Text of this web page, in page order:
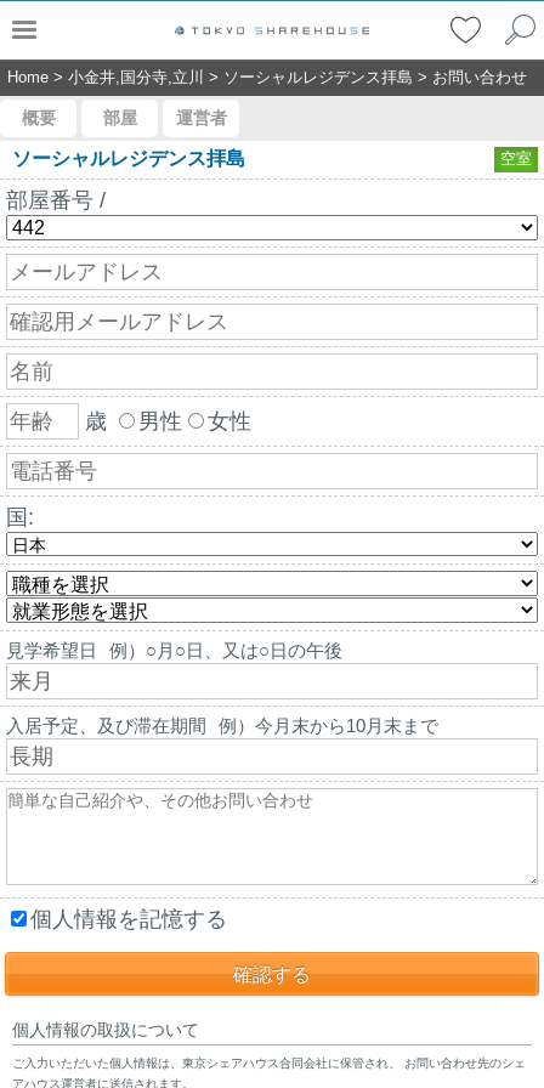
Home > 小金井,国分寺,立川 > ソーシャルレジデンス拝島 > お問い合わせ
概要 部屋 運営者
ソーシャルレジデンス拝島 空室
部屋番号 /
歳 男性 女性
国:
見学希望日 例）○月○日、又は○日の午後
入居予定、及び滞在期間 例）今月末から10月末まで
個人情報を記憶する
個人情報の取扱について
ご入力いただいた個人情報は、東京シェアハウス合同会社に保管され、 お問い合わせ先のシェ
アハウス運営者に送信されます。